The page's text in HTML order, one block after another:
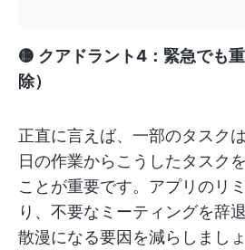
🟡 クアドラント4：緊急でも
除）
正直に言えば、一部のタスク
日の作業からこうしたタスク
ことが重要です。アプリのリ
り、不要なミーティングを辞
散漫になる要因を減らしましょ